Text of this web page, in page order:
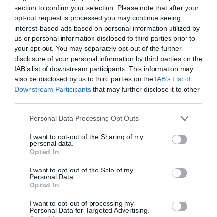
section to confirm your selection. Please note that after your
opt-out request is processed you may continue seeing
interest-based ads based on personal information utilized by
us or personal information disclosed to third parties prior to
your opt-out. You may separately opt-out of the further
disclosure of your personal information by third parties on the
IAB’s list of downstream participants. This information may
also be disclosed by us to third parties on the IAB’s List of
Downstream Participants that may further disclose it to other
Personal Data Processing Opt Outs
I want to opt-out of the Sharing of my
personal data.
Opted In
I want to opt-out of the Sale of my
Personal Data.
Opted In
I want to opt-out of processing my
Personal Data for Targeted Advertising.
dopo l’Inter che va a sei punti e contro una
signora squadra. Oggi c’erano prerogative per
prendere un distacco che sarebbe stato duro
da colmare. Nella prossima andiamo a
Bologna e sarà dura, mentre l’Inter sulla
carta ha una partita più semplice. Noi
dobbiamo recuperare tutti, è venuto meno
McTominay ed ho cambiato perché
dovevamo partire con Raspadori. Neres
poi Anguissa non stava bene, queste sono le
giornate che gli allenatori odiano e mi sono
fatto dare una Tachipirina perchè ho un mal di
testa molto forte (ride, ndr).
Quanto è grande la mia voglia di Napoli per il